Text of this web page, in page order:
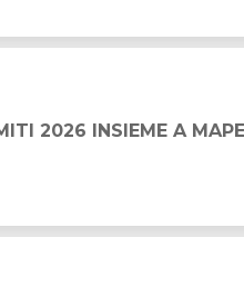
SPORT
2026 INSIEME A